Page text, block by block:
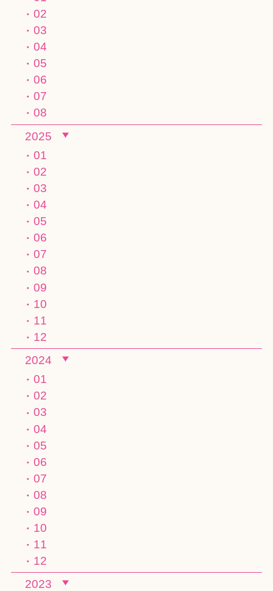
02
03
04
05
06
07
08
2025
01
02
03
04
05
06
07
08
09
10
11
12
2024
01
02
03
04
05
06
07
08
09
10
11
12
2023